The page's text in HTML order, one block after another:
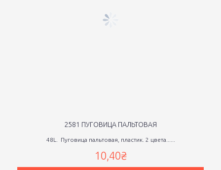
2581 ПУГОВИЦА ПАЛЬТОВАЯ
48L. Пуговица пальтовая, пластик. 2 цвета......
10,40₴